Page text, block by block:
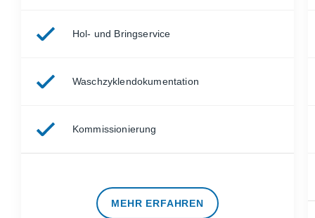
Hol- und Bringservice
Waschzyklendokumentation
Kommissionierung
MEHR ERFAHREN